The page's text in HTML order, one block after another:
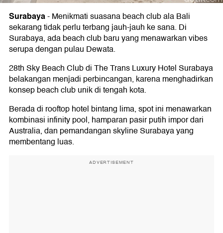
Surabaya-Menikmati suasana beach club ala Bali
sekarang tidak perlu terbang jauh-jauh ke sana. Di
Surabaya, ada beach club baru yang menawarkan vibes
serupa dengan pulau Dewata.
28th Sky Beach Club di The Trans Luxury Hotel Surabaya
belakangan menjadi perbincangan, karena menghadirkan
konsep beach club unik di tengah kota.
Berada di rooftop hotel bintang lima, spot ini menawarkan
kombinasi infinity pool, hamparan pasir putih impor dari
Australia, dan pemandangan skyline Surabaya yang
membentang luas.
ADVERTISEMENT